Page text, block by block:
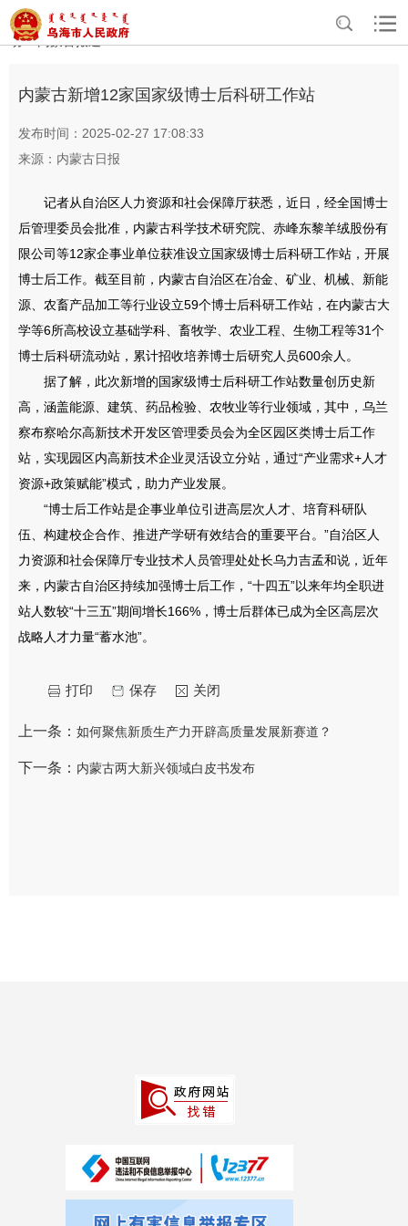
首页>资讯中心 > 专题专栏
全方位建设模范自治区 乌海在行
动>内蒙古报道
内蒙古新增12家国家级博士后科研工作站
发布时间：2025-02-27 17:08:33
来源：内蒙古日报
记者从自治区人力资源和社会保障厅获悉，近日，经全国博士
后管理委员会批准，内蒙古科学技术研究院、赤峰东黎羊绒股份有
限公司等12家企事业单位获准设立国家级博士后科研工作站，开展
博士后工作。截至目前，内蒙古自治区在冶金、矿业、机械、新能
源、农畜产品加工等行业设立59个博士后科研工作站，在内蒙古大
学等6所高校设立基础学科、畜牧学、农业工程、生物工程等31个
博士后科研流动站，累计招收培养博士后研究人员600余人。
据了解，此次新增的国家级博士后科研工作站数量创历史新
高，涵盖能源、建筑、药品检验、农牧业等行业领域，其中，乌兰
察布察哈尔高新技术开发区管理委员会为全区园区类博士后工作
站，实现园区内高新技术企业灵活设立分站，通过“产业需求+人才
资源+政策赋能”模式，助力产业发展。
“博士后工作站是企事业单位引进高层次人才、培育科研队
伍、构建校企合作、推进产学研有效结合的重要平台。”自治区人
力资源和社会保障厅专业技术人员管理处处长乌力吉孟和说，近年
来，内蒙古自治区持续加强博士后工作，“十四五”以来年均全职进
站人数较“十三五”期间增长166%，博士后群体已成为全区高层次
战略人才力量“蓄水池”。
关闭
保存
打印
上一条： 如何聚焦新质生产力开辟高质量发展新赛道？
下一条： 内蒙古两大新兴领域白皮书发布